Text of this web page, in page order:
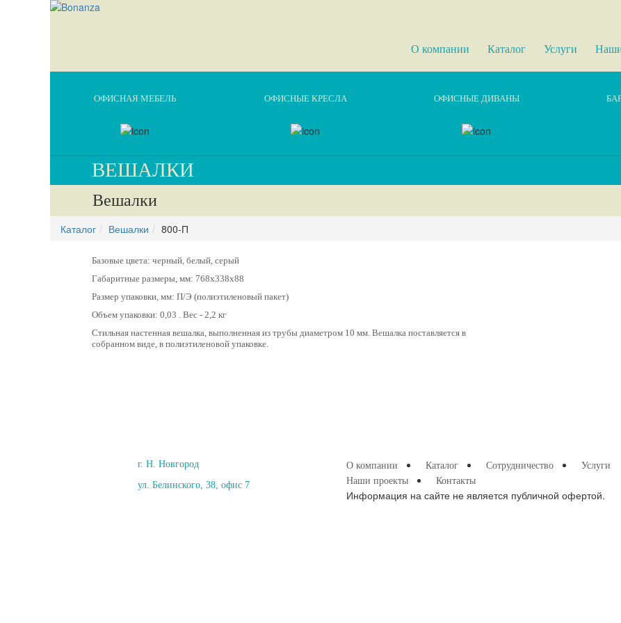
О компании Каталог Услуги
ОФИСНАЯ МЕБЕЛЬ ОФИСНЫЕ КРЕСЛА ОФИСНЫЕ ДИВАНЫ
ВЕШАЛКИ
Вешалки
Каталог Вешалки 800-П
Базовые цвета: черный, белый, серый
Габаритные размеры, мм: 768х338х88
Размер упаковки, мм: П/Э (полиэтиленовый пакет)
Объем упаковки: 0,03 . Вес - 2,2 кг
Стильная настенная вешалка, выполненная из трубы диаметром 10 мм. Вешалка поставляется в
собранном виде, в полиэтиленовой упаковке.
г. Н. Новгород
ул. Белинского, 38, офис 7
О компании Каталог Сотрудничество
Услуги
Наши проекты
Контакты
Информация на сайте не является публичной офертой.